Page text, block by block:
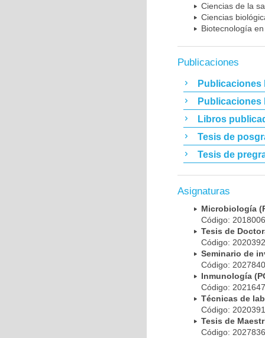
Ciencias de la
Ciencias
Biotecnología
Publicaciones
Publicaciones
Publicaciones
Libros
Tesis de
Tesis de
Asignaturas
Microbiología
Código:
Tesis de
Código:
Seminario de
Código:
Inmunología
Código:
Técnicas de
Código:
Tesis de
Código: